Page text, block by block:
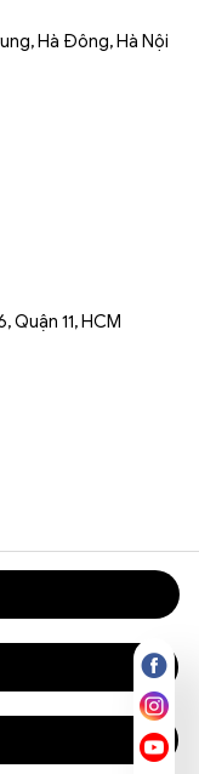
Hà Đông, Hà Nội
Quận 11, HCM